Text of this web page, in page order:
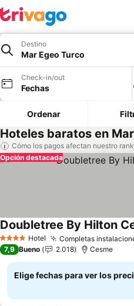
Destino
Mar Egeo Turco
Check-in/out
Fechas
Ordenar
Hoteles baratos en
Cómo los pagos afectan nuestro
Opción destacada
4 EstrellasHotel Completas
Doubletree By Hilton
7,9 Bueno 2.018 Cesme
Elige fechas para ver los